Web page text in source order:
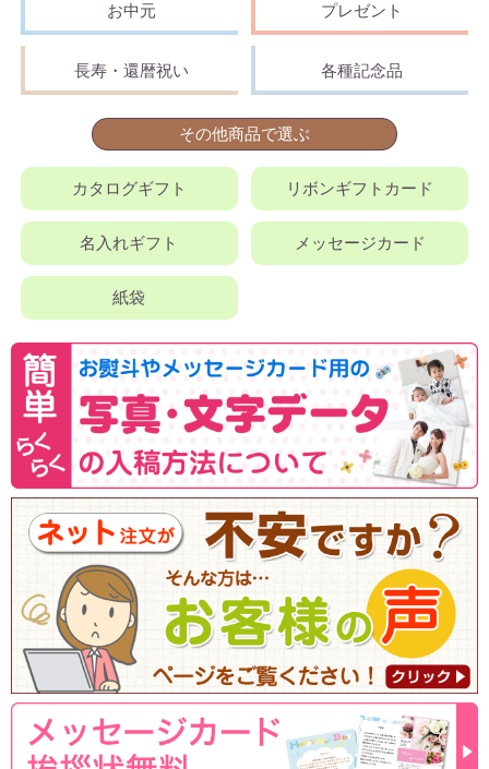
お中元 プレゼント
長寿・還暦祝い 各種記念品
その他商品で選ぶ
カタログギフト リボンギフトカード
名入れギフト メッセージカード
紙袋